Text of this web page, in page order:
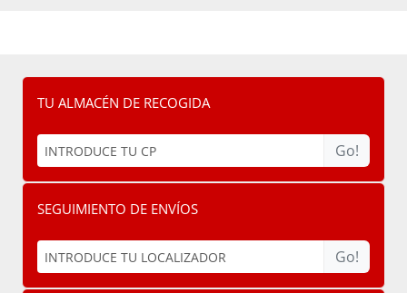
TU ALMACÉN DE RECOGIDA
Go!
SEGUIMIENTO DE ENVÍOS
Go!